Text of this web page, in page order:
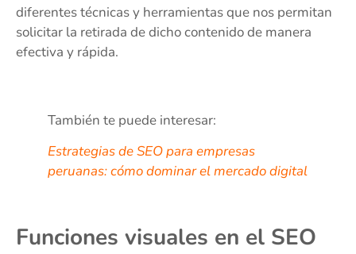
diferentes técnicas y herramientas que nos permitan
solicitar la retirada de dicho contenido de manera
efectiva y rápida.
También te puede interesar:
Estrategias de SEO para empresas
peruanas: cómo dominar el mercado digital
Funciones visuales en el SEO